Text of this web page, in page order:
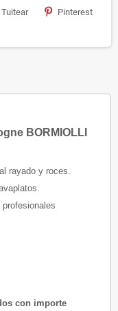
Tuitear Pinterest
BORMIOLLI
rayado y roces.
con importe